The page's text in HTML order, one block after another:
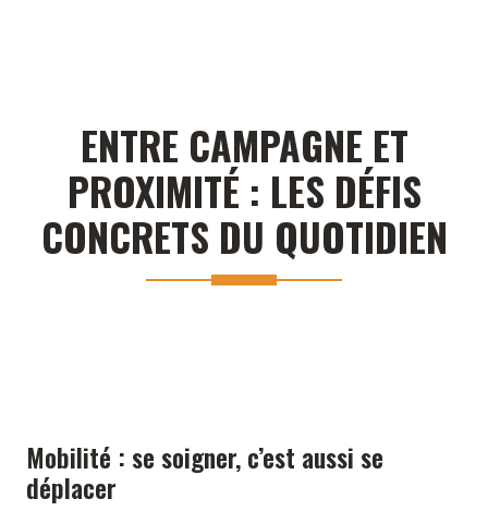
ENTRE CAMPAGNE ET
PROXIMITÉ : LES DÉFIS
CONCRETS DU QUOTIDIEN
Mobilité : se soigner, c’est aussi se
déplacer